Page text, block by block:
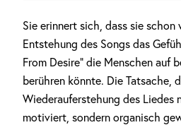
Sie erinnert sich, dass sie schon
Entstehung des Songs das
From Desire“ die Menschen auf
berühren könnte. Die Tatsache,
Wiederauferstehung des Liedes
motiviert, sondern organisch